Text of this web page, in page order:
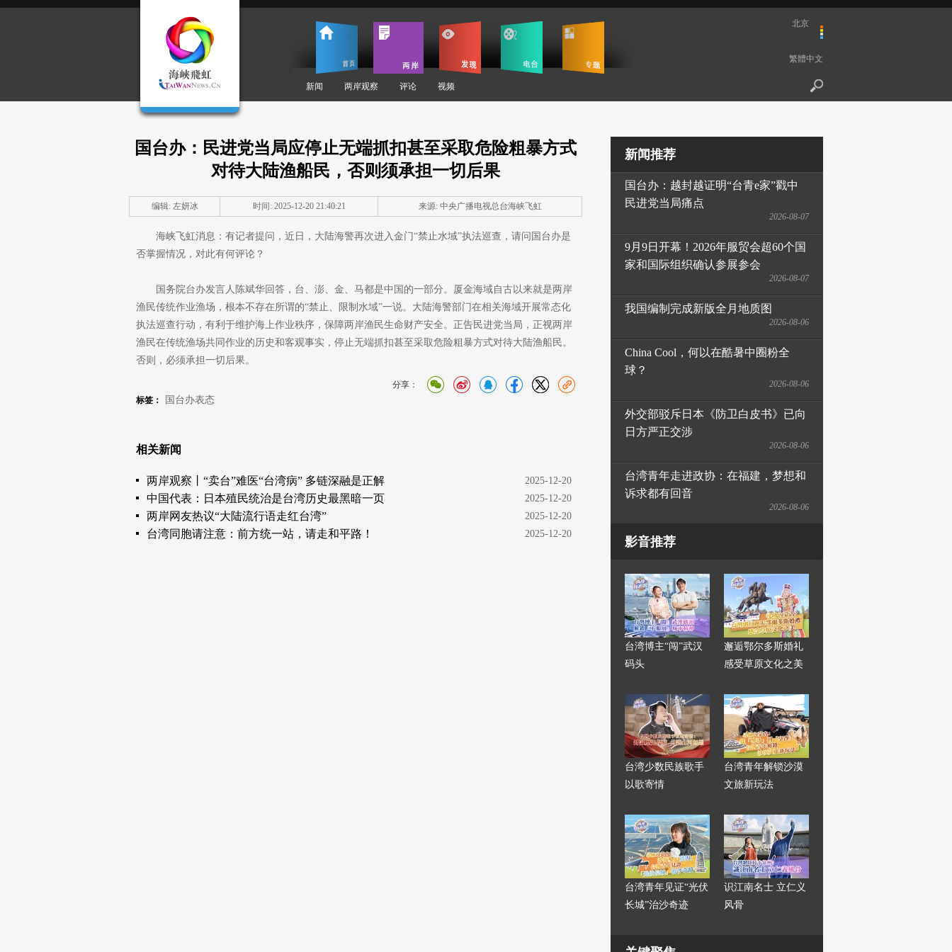
新闻 两岸观察 评论 视频
北京
繁體中文
国台办：民进党当局应停止无端抓扣甚至采取危险粗暴方式
对待大陆渔船民，否则须承担一切后果
编辑: 左妍冰 时间: 2025-12-20 21:40:21 来源: 中央广播电视总台海峡飞虹
海峡飞虹消息：有记者提问，近日，大陆海警再次进入金门“禁止水域”执法巡查，请问国台办是
否掌握情况，对此有何评论？
国务院台办发言人陈斌华回答，台、澎、金、马都是中国的一部分。厦金海域自古以来就是两岸
渔民传统作业渔场，根本不存在所谓的“禁止、限制水域”一说。大陆海警部门在相关海域开展常态化
执法巡查行动，有利于维护海上作业秩序，保障两岸渔民生命财产安全。正告民进党当局，正视两岸
渔民在传统渔场共同作业的历史和客观事实，停止无端抓扣甚至采取危险粗暴方式对待大陆渔船民。
否则，必须承担一切后果。
分享：
标签：
国台办表态
相关新闻
2025-12-20
两岸观察丨“卖台”难医“台湾病” 多链深融是正解
2025-12-20
中国代表：日本殖民统治是台湾历史最黑暗一页
2025-12-20
两岸网友热议“大陆流行语走红台湾”
2025-12-20
台湾同胞请注意：前方统一站，请走和平路！
新闻推荐
国台办：越封越证明“台青e家”戳中
民进党当局痛点
2026-08-07
9月9日开幕！2026年服贸会超60个国
家和国际组织确认参展参会
2026-08-07
我国编制完成新版全月地质图
2026-08-06
China Cool，何以在酷暑中圈粉全
球？
2026-08-06
外交部驳斥日本《防卫白皮书》已向
日方严正交涉
2026-08-06
台湾青年走进政协：在福建，梦想和
诉求都有回音
2026-08-06
影音推荐
台湾博主“闯”武汉
码头
邂逅鄂尔多斯婚礼
感受草原文化之美
台湾少数民族歌手
以歌寄情
台湾青年解锁沙漠
文旅新玩法
台湾青年见证“光伏
长城”治沙奇迹
识江南名士 立仁义
风骨